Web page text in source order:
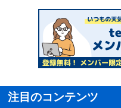
注目のコンテンツ